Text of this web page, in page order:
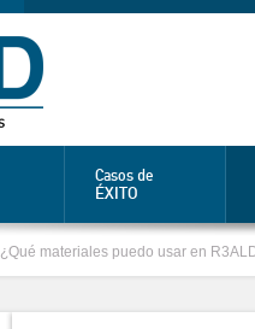
Casos de
ÉXITO
¿Qué materiales puedo usar en